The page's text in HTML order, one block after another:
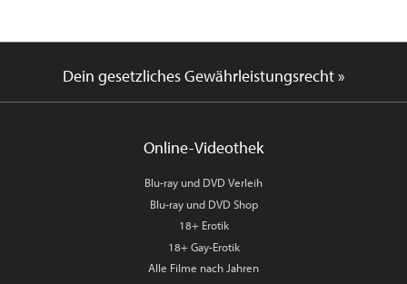
Dein gesetzliches Gewährleistungsrecht »
Online-Videothek
Blu-ray und DVD Verleih
Blu-ray und DVD Shop
18+ Erotik
18+ Gay-Erotik
Alle Filme nach Jahren